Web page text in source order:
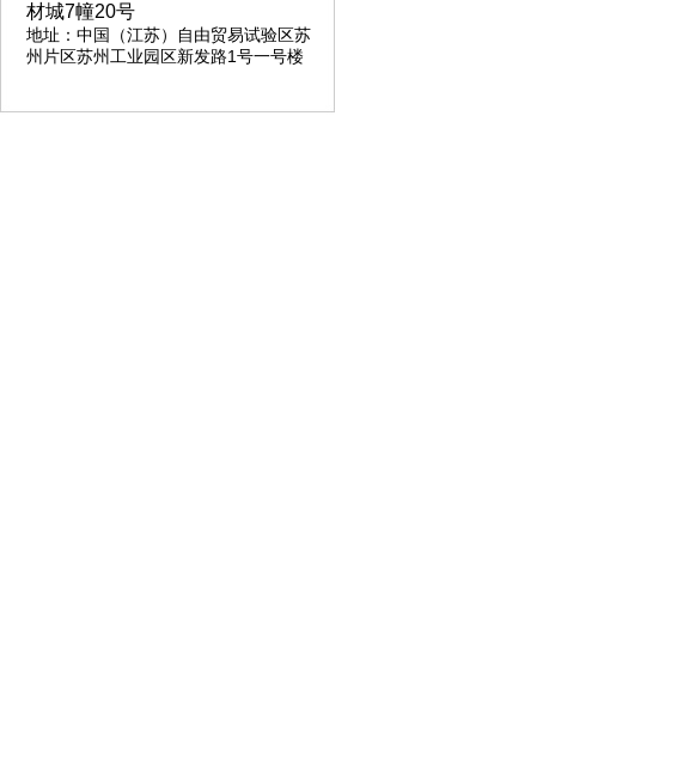
材城7幢20号
地址 ： 中国（江苏）自由贸易试验区苏
州片区苏州工业园区新发路1号一号楼